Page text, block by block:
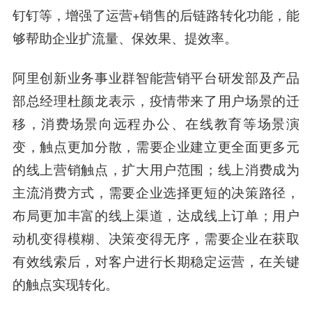
钉钉等，增强了运营+销售的后链路转化功能，能
够帮助企业扩流量、保效果、提效率。
阿里创新业务事业群智能营销平台研发部及产品
部总经理杜颜龙表示，疫情带来了用户场景的迁
移，消费场景向远程办公、在线教育等场景演
变，触点更加分散，需要企业建立更全面更多元
的线上营销触点，扩大用户范围；线上消费成为
主流消费方式，需要企业选择更短的决策路径，
布局更加丰富的线上渠道，达成线上订单；用户
动机变得模糊、决策变得无序，需要企业在获取
有效线索后，对客户进行长期稳定运营，在关键
的触点实现转化。